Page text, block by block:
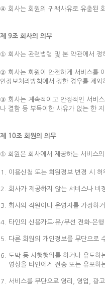
④ 회사는 회원의 귀책사유로 유출된
제 9조 회사의 의무
① 회사는 관련법령 및 본 약관에서 정
② 회사는 회원이 안전하게 서비스를
인정보처리방침에서 정한 경우를 제
③ 회사는 계속적이고 안정적인 서비
나 결함 등 부득이한 사유가 없는 한
제 10조 회원의 의무
① 회원은 회사에서 제공하는 서비스
이용신청 또는 회원정보 변경 시
회사가 제공하지 않는 서비스나 비
회사의 직원이나 운영자를 가장하
타인의 신용카드⋅유/무선 전화⋅은
다른 회원의 개인정보를 무단으로
도박 등 사행행위를 하거나 유도하
영상을 타인에게 전송 또는 유포하
서비스를 무단으로 영리, 영업, 광